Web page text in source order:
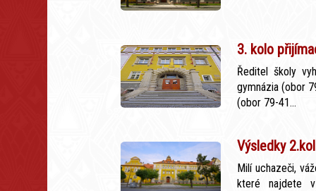
3. kolo
Ředitel školy
gymnázia (obor
(obor 79-41...
Výsledky
Milí uchazeči,
které najdete